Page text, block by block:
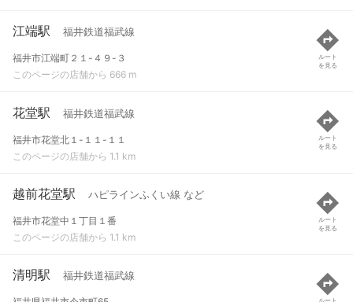
江端駅 福井鉄道福武線
福井市江端町２１-４９-３
このページの店舗から 666 m
ルート
を見る
花堂駅 福井鉄道福武線
福井市花堂北１-１１-１１
このページの店舗から 1.1 km
ルート
を見る
越前花堂駅 ハピラインふくい線 など
福井市花堂中１丁目１番
このページの店舗から 1.1 km
ルート
を見る
清明駅 福井鉄道福武線